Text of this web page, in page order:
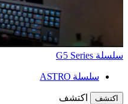
سلسلة G5 Series
سلسلة ASTRO
اكتشف اكتشف